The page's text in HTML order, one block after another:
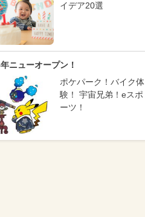
イデア20選
ニューオープン！
ポケパーク！バイク体
験！ 宇宙兄弟！eスポ
ーツ！